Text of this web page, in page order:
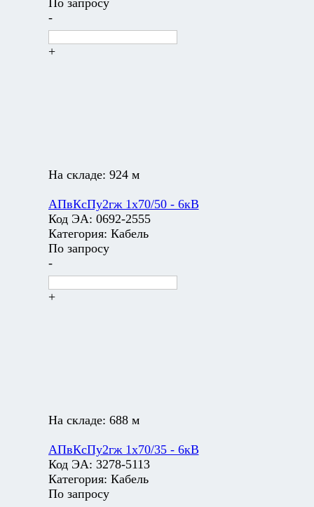
По запросу
-
+
На складе: 924 м
АПвКсПу2гж 1х70/50 - 6кВ
Код ЭА: 0692-2555
Категория: Кабель
По запросу
-
+
На складе: 688 м
АПвКсПу2гж 1х70/35 - 6кВ
Код ЭА: 3278-5113
Категория: Кабель
По запросу